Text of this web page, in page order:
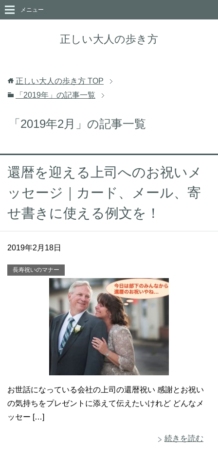
正しい大人の歩き方
メニュー
正しい大人の歩き方 TOP
「2019年」の記事一覧
「2019年2月」の記事一覧
還暦を迎える上司へのお祝いメ
ッセージ｜カード、メール、寄
せ書きに使える例文を！
2019年2月18日
長寿祝いのマナー
お世話になっている会社の上司の還暦祝い 感謝とお祝い
の気持ちをプレゼントに添えて伝えたいけれど どんなメ
ッセー […]
続きを読む